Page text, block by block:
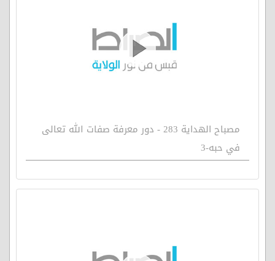
مصباح الهداية 283 - دور معرفة صفات الله تعالى
في حبه-3